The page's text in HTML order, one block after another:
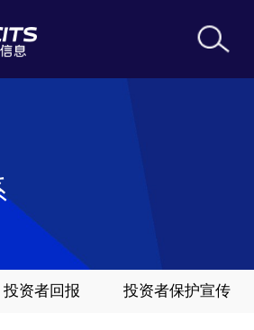
投资者回报 投资者保护宣传